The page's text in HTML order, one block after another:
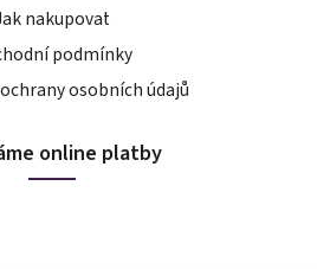
nakupovat
podmínky
osobních údajů
online platby